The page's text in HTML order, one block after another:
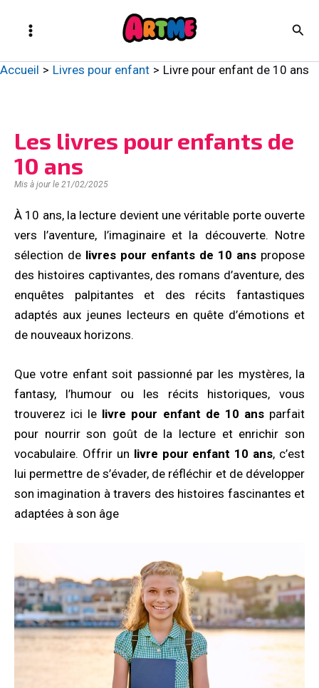
Accueil Livres pour enfant Livre pour enfant de 10 ans
Les livres pour enfants de
10 ans
Mis à jour le 21/02/2025
À 10 ans, la lecture devient une véritable porte ouverte
vers l’aventure, l’imaginaire et la découverte. Notre
sélection de livres pour enfants de 10 ans propose
des histoires captivantes, des romans d’aventure, des
enquêtes palpitantes et des récits fantastiques
adaptés aux jeunes lecteurs en quête d’émotions et
de nouveaux horizons.
Que votre enfant soit passionné par les mystères, la
fantasy, l’humour ou les récits historiques, vous
trouverez ici le livre pour enfant de 10 ansparfait
pour nourrir son goût de la lecture et enrichir son
vocabulaire. Offrir un livre pour enfant 10 ans, c’est
lui permettre de s’évader, de réfléchir et de développer
son imagination à travers des histoires fascinantes et
adaptées à son âge